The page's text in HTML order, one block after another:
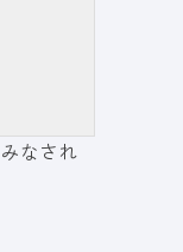
なされ